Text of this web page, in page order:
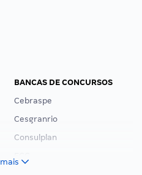
BANCAS DE CONCURSOS
Cebraspe
Cesgranrio
Consulplan